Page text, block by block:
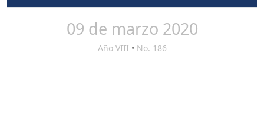
09 de marzo 2020
Año VIII • No. 186